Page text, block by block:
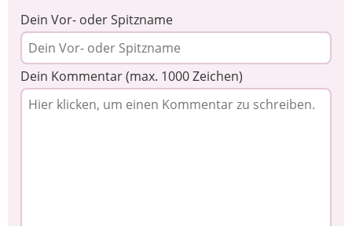
Dein Vor- oder Spitzname
Dein Kommentar (max. 1000 Zeichen)